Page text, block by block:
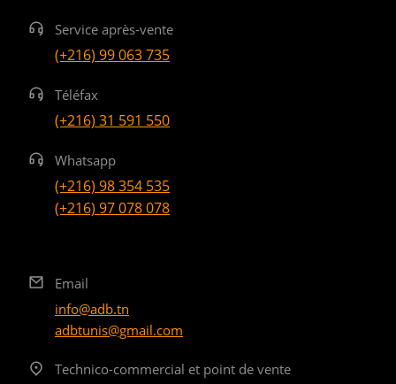
Service après-vente
(+216) 99 063 735
Téléfax
(+216) 31 591 550
Whatsapp
(+216) 98 354 535
(+216) 97 078 078
Email
info@adb.tn
adbtunis@gmail.com
Technico-commercial et point de vente